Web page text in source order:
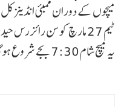
میچوں کے دوران ممبئی انڈینز کل
ٹیم 27 مارچ کو سن
یہ میچ شام 7:30 بجے شروع ہوگا۔